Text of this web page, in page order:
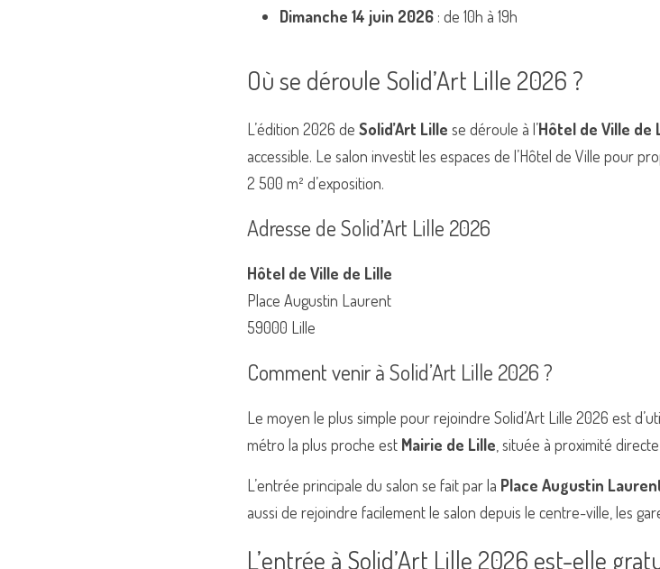
Dimanche 14 juin 2026 : de 10h à 19h
Où se déroule Solid’Art Lille 2026 ?
L’édition 2026 de Solid’Art Lille se déroule à l’Hôtel de Ville de
accessible. Le salon investit les espaces de l’Hôtel de Ville pour
2 500 m² d’exposition.
Adresse de Solid’Art Lille 2026
Hôtel de Ville de Lille
Place Augustin Laurent
59000 Lille
Comment venir à Solid’Art Lille 2026 ?
Le moyen le plus simple pour rejoindre Solid’Art Lille 2026 est
métro la plus proche est Mairie de Lille , située à proximité
L’entrée principale du salon se fait par la Place Augustin
aussi de rejoindre facilement le salon depuis le centre-ville, les
L’entrée à Solid’Art Lille 2026 est-elle